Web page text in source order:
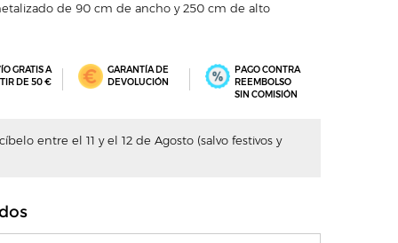
de 90 cm de ancho y 250 cm de alto
GRATIS A
DE 50 €
GARANTÍA DE
DEVOLUCIÓN
PAGO CONTRA
REEMBOLSO
SIN COMISIÓN
entre el 11 y el 12 de Agosto (salvo festivos y